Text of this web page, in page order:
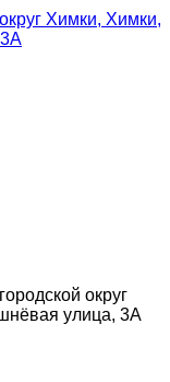
Химки, Химки,
округ
улица, 3А